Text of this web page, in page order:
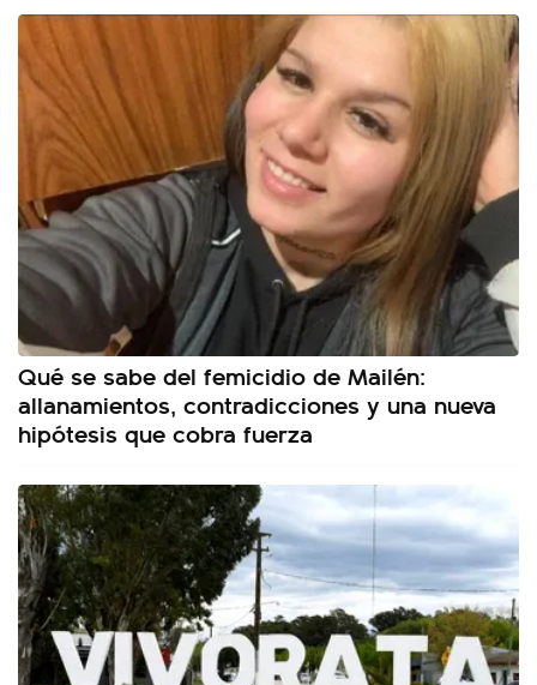
Qué se sabe del femicidio de Mailén:
allanamientos, contradicciones y una nueva
hipótesis que cobra fuerza